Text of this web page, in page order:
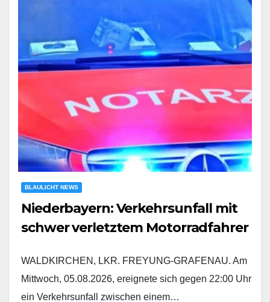
BLAULICHT NEWS
Niederbayern: Verkehrsunfall mit
schwer verletztem Motorradfahrer
WALDKIRCHEN, LKR. FREYUNG-GRAFENAU. Am
Mittwoch, 05.08.2026, ereignete sich gegen 22:00 Uhr
ein Verkehrsunfall zwischen einem…